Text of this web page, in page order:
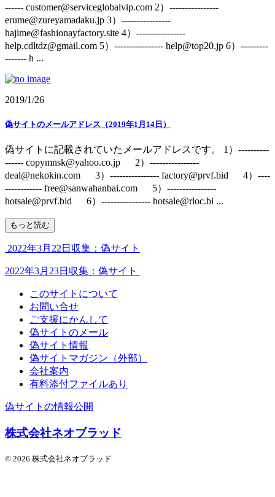
------ customer@serviceglobalvip.com 2）----------------
erume@zureyamadaku.jp 3）----------------
hajime@fashionayfactory.site 4）----------------
help.cdltdz@gmail.com 5）---------------- help@top20.jp 6）---------
------- h ...
2019/1/26
偽サイトのメールアドレス（2019年1月14日）
偽サイトに記載されていたメールアドレスです。 1）----------
------ copymnsk@yahoo.co.jp 2）----------------
deal@nekokin.com 3）---------------- factory@prvf.bid 4）----
------------ free@sanwahanbai.com 5）----------------
hotsale@prvf.bid 6）---------------- hotsale@rloc.bi ...
もっと読む
2022年3月22日収集：偽サイト
2022年3月23日収集：偽サイト
このサイトについて
お問い合せ
ご支援にかんして
偽サイトのメール
偽サイト情報
偽サイトマガジン（外部）
会社案内
有料添付ファイルあり
偽サイトの情報公開
株式会社ネオブラッド
© 2026 株式会社ネオブラッド